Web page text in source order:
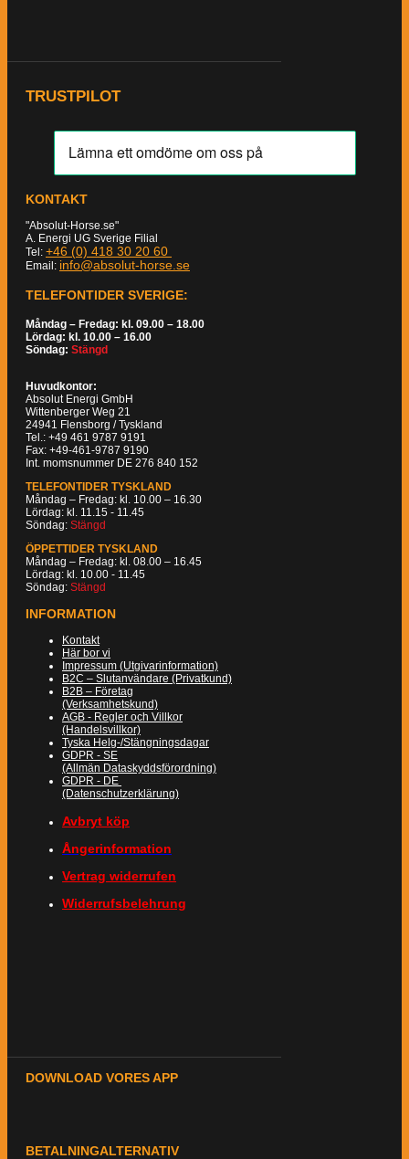
TRUSTPILOT
KONTAKT
"Absolut-Horse.se"
A. Energi UG Sverige Filial
Tel: +46 (0) 418 30 20 60
Email: info@absolut-horse.se
TELEFONTIDER SVERIGE:
Måndag – Fredag: kl. 09.00 – 18.00
Lördag: kl. 10.00 – 16.00
Söndag: Stängd
Huvudkontor:
Absolut Energi GmbH
Wittenberger Weg 21
24941 Flensborg / Tyskland
Tel.: +49 461 9787 9191
Fax: +49-461-9787 9190
Int. momsnummer DE 276 840 152
TELEFONTIDER TYSKLAND
Måndag – Fredag: kl. 10.00 – 16.30
Lördag: kl. 11.15 - 11.45
Söndag: Stängd
ÖPPETTIDER TYSKLAND
Måndag – Fredag: kl. 08.00 – 16.45
Lördag: kl. 10.00 - 11.45
Söndag: Stängd
INFORMATION
Kontakt
Här bor vi
Impressum (Utgivarinformation)
B2C – Slutanvändare (Privatkund)
B2B – Företag
(Verksamhetskund)
AGB - Regler och Villkor
(Handelsvillkor)
Tyska Helg-/Stängningsdagar
GDPR - SE
(Allmän Dataskyddsförordning)
GDPR - DE
(Datenschutzerklärung)
Avbryt köp
Ångerinformation
Vertrag widerrufen
Widerrufsbelehrung
DOWNLOAD VORES APP
BETALNINGALTERNATIV